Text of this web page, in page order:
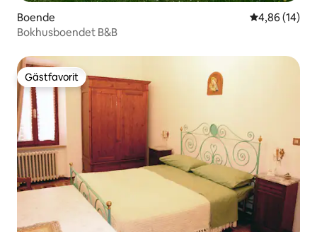
Boende 4,86 av 5 i
4,86 (14)
Bokhusboendet B&B
Gästfavorit
Gästfavorit